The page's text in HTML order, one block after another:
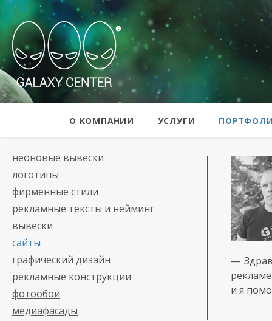
Galaxy Center
О КОМПАНИИ УСЛУГИ
неоновые вывески
логотипы
фирменные стили
рекламные тексты и нейминг
вывески
сайты
графический дизайн
рекламные конструкции
фотообои
медиафасады
—
и я